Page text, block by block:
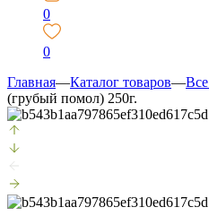
0
0
Главная—Каталог товаров—
(грубый помол) 250г.